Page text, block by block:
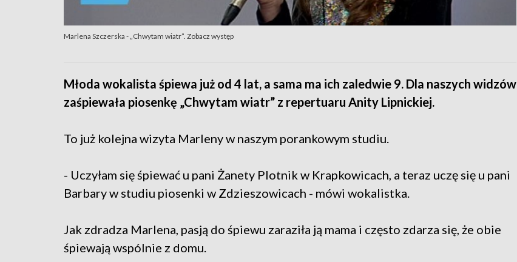
Marlena Szczerska - „Chwytam wiatr”. Zobacz występ
Młoda wokalista śpiewa już od 4 lat, a sama ma ich zaledwie 9. Dla naszych widzów
zaśpiewała piosenkę „Chwytam wiatr” z repertuaru Anity Lipnickiej.
To już kolejna wizyta Marleny w naszym porankowym studiu.
- Uczyłam się śpiewać u pani Żanety Plotnik w Krapkowicach, a teraz uczę się u pani
Barbary w studiu piosenki w Zdzieszowicach - mówi wokalistka.
Jak zdradza Marlena, pasją do śpiewu zaraziła ją mama i często zdarza się, że obie
śpiewają wspólnie z domu.